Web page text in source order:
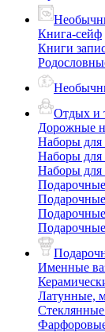
Книга-сейф
Книги
Отдых и
Дорожные
Наборы для
Наборы
Наборы для
Именные
Латунные,